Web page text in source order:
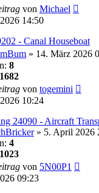
von Michael
14:50
- Canal Houseboat
» 14. März 2026
8
1682
von togemini
10:24
24090 - Aircraft
» 5. April 2026
4
1023
von 5N00P1
09:23